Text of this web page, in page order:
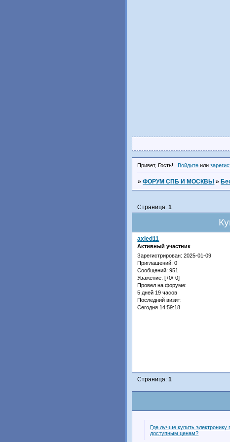
Привет, Гость! Войдитеили
»ФОРУМ СПБ И МОСКВЫ »
Страница:1
axied11
Активный участник
Зарегистрирован: 2025-01-09
Приглашений: 0
Сообщений: 951
Уважение: [+0/-0]
Провел на форуме:
5 дней 19 часов
Последний визит:
Сегодня 14:59:18
Страница:1
Где лучше купить электронику
доступным ценам?